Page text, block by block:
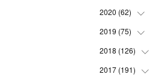
(2
(7
(4)
(3)
(3
(3
(6)
(4)
(11
)
(8
(1)
(3)
(5
(7
(5)
(3)
2020 (62)
(6
(9)
(7)
2019 (75)
(1)
(2)
2018 (126)
(6)
2017 (191)